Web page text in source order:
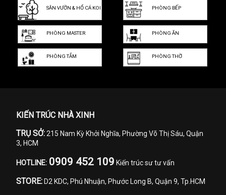
SÂN VƯỜN & HỒ CÁ KOI PHÒNG BẾP
PHÒNG MASTER PHÒNG ĂN
PHÒNG TẮM PHÒNG THỜ
KIẾN TRÚC NHÀ XINH
TRỤ SỞ: 215 Nam Kỳ Khởi Nghĩa, Phường Võ Thị Sáu, Quận
3, HCM
HOTLINE: 0909 452 109 Kiến trúc sư tư vấn
STORE: D2 KDC, Phú Nhuận, Phước Long B, Quận 9, Tp.HCM